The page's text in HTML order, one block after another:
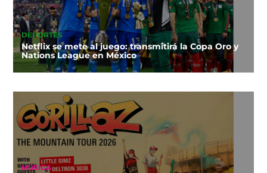
DEPORTES
Netflix se mete al juego: transmitirá la Copa Oro y
Nations League en México
MÚSICA